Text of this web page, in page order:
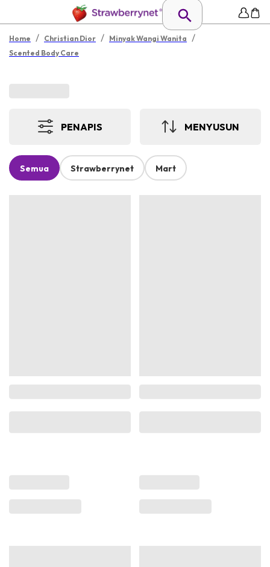
Home / Christian Dior / Minyak Wangi Wanita /
Scented Body Care
PENAPIS MENYUSUN
Semua Strawberrynet Mart